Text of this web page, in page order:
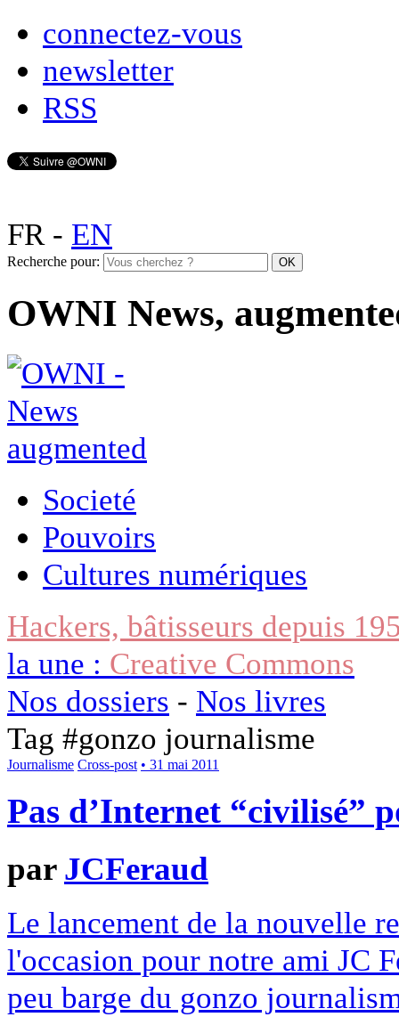
connectez-vous
newsletter
RSS
FR- EN
Recherche pour:
OWNI News,
Societé
Pouvoirs
Cultures numériques
Hackers, bâtisseurs depuis
la une : Creative Commons
Nos dossiers - Nos livres
Tag #gonzo journalisme
Journalisme Cross-post • 31 mai 2011
Pas d’Internet “civilisé”
par JCFeraud
Le lancement de la nouvelle
l'occasion pour notre ami JC
peu barge du gonzo